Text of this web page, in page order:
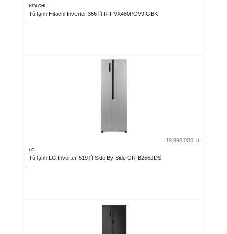
HITACHI
Tủ lạnh Hitachi Inverter 366 lít R-FVX480PGV9 GBK
19.990.000 đ
LG
Tủ lạnh LG Inverter 519 lít Side By Side GR-B256JDS